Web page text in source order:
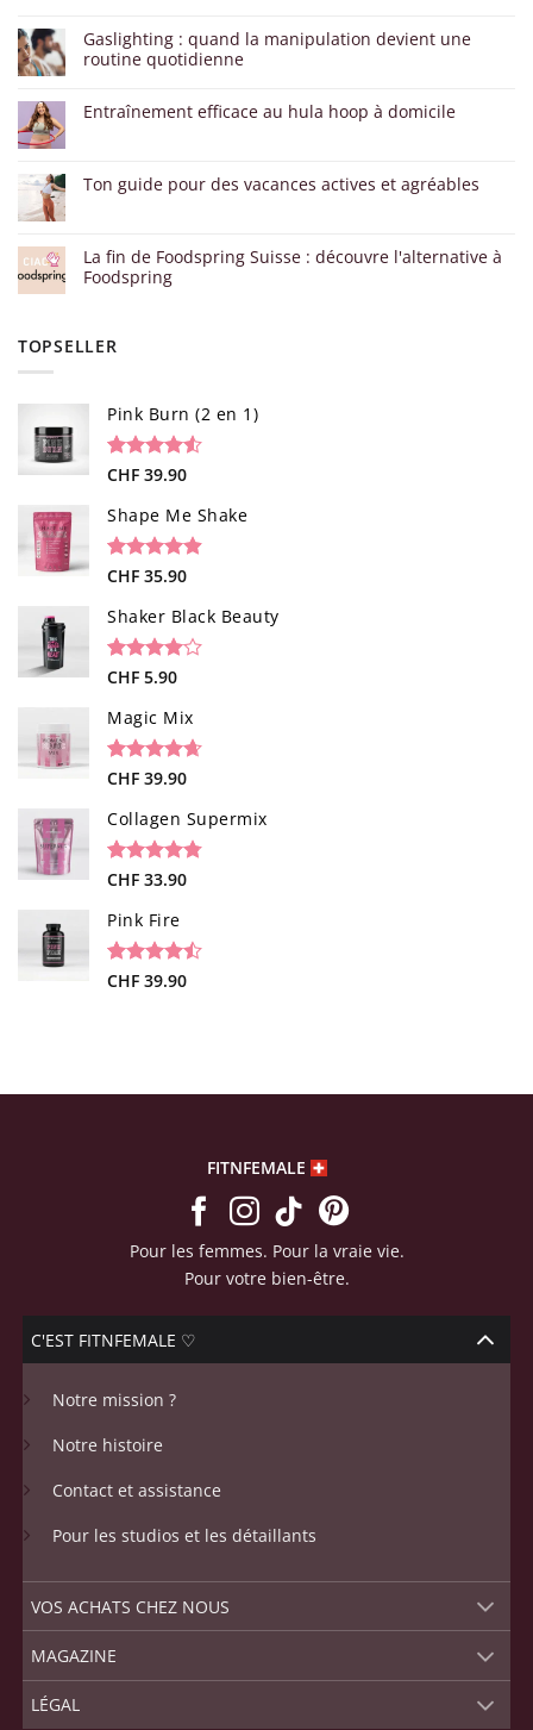
Gaslighting : quand la manipulation devient une
routine quotidienne
Entraînement efficace au hula hoop à domicile
Ton guide pour des vacances actives et agréables
La fin de Foodspring Suisse : découvre l'alternative à
Foodspring
TOPSELLER
Pink Burn (2 en 1)
Noté4.52
sur
96
notations
client
CHF 39.90
Shape Me Shake
Noté4.85
sur
40
client
CHF 35.90
Shaker Black Beauty
Noté
5 basé
1
notation
client
CHF 5.90
Magic Mix
Noté4.65
sur
34
notations
client
CHF 39.90
Collagen Supermix
Noté4.73
sur
26
client
CHF 33.90
Pink Fire
Noté4.47
19
CHF 39.90
FITNFEMALE
Pour les femmes. Pour la vraie vie.
Pour votre bien-être.
C'EST FITNFEMALE ♡
Notre mission ?
Notre histoire
Contact et assistance
Pour les studios et les détaillants
VOS ACHATS CHEZ NOUS
MAGAZINE
LÉGAL